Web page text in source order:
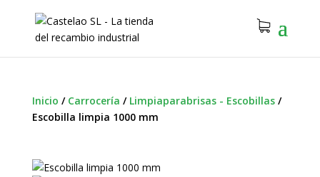
Inicio / Carrocería / Limpiaparabrisas - Escobillas/
Escobilla limpia 1000 mm